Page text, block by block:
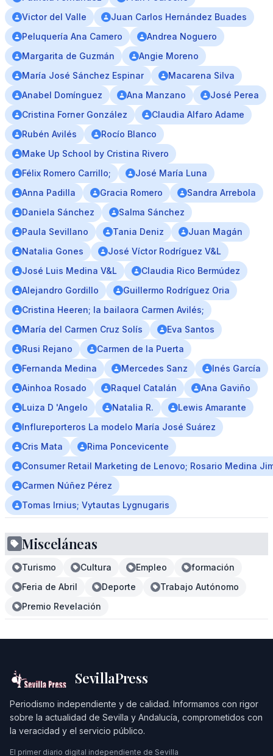
Victor del Valle
Juan Carlos Hernández Buades
Peluquería Ana Camero
Andrea Noguero
Margarita de Guzmán
Angie Moreno
María José Sánchez Espinar
Macarena Silva
Anabel Domínguez
Ana Manzano
José Perea
Cristina Forner González
Claudia Alfaro Adame
Rubén Avilés
Rocío Blanco
Make Up School by Cristina Rivero
Félix Romero Carrillo;
José María Luna
Anna Padilla
Gracia Romero
Sandra Arrebola
Daniela Sánchez
Salma Sánchez
Paula Sevillano
Tania Deniz
Juan Magán
Natalia Gones
José Víctor Rodríguez V&L
José Luis Medina V&L
Claudia Rico Bermúdez
Alejandro Gordillo
Guillermo Rodríguez Oria
Cristina Heeren; la bailaora Carmen Avilés;
María del Carmen Cruz Solís
Eva Santos
Rusi Rejano
Carmen de la Puerta
Fernanda Medina
Mercedes Sanz
Inés García
Ainhoa Rosado
Raquel Catalán
Ana Gaviño
Luiza D 'Angelo
Natalia R.
Lewis Amarante
Influreporteros La modelo María José Suárez
Cris Mata
Rima Poncevicente
Consumer Retail Marketing de Lenovo; Rosario Medina
Carmen Núñez Pérez
Tomas Irnius; Vytautas Lygnugaris
Misceláneas
Turismo Cultura Empleo
formación
Feria de Abril
Deporte
Trabajo Autónomo
Premio Revelación
SevillaPress
Periodismo independiente y de calidad. Informamos con rigor
sobre la actualidad de Sevilla y Andalucía, comprometidos con
la veracidad y el servicio público.
El primer diario digital independiente de Sevilla